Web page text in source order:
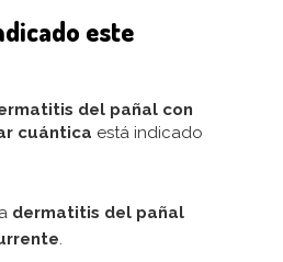
este
del pañal con
cuántica está indicado
dermatitis del pañal
.